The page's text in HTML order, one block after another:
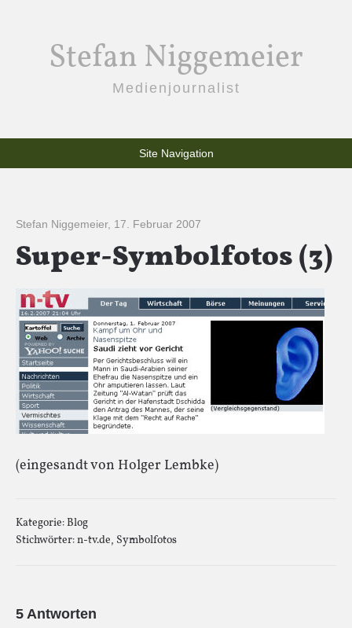
Stefan Niggemeier
Medienjournalist
Site Navigation
Stefan Niggemeier, 17. Februar 2007
Super-Symbolfotos (3)
(eingesandt von Holger Lembke)
Kategorie:Blog
Stichwörter:n-tv.de, Symbolfotos
5 Antworten